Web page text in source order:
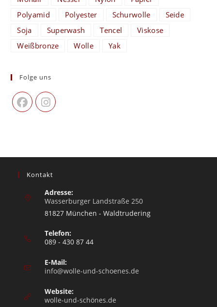
Polyamid
Polyester Schurwolle
Seide
Soja
Superwash Tencel
Viskose
Weißbronze
Wolle Yak
Folge uns
Kontakt
Adresse:
Wasserburger Landstraße 250
81827 München - Waldtrudering
Telefon:
089 - 430 87 44
E-Mail:
info@wolle-und-schoenes.de
Website:
wolle-und-schönes.de